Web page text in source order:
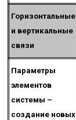
Горизонтальные
и вертикальные
связи
Параметры
элементов
системы –
создание новых